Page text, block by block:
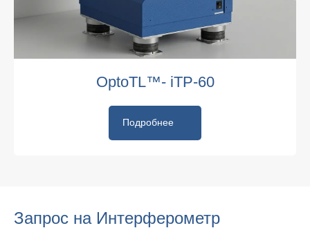
OptoTL™- iTP-60
Подробнее
Запрос на Интерферометр